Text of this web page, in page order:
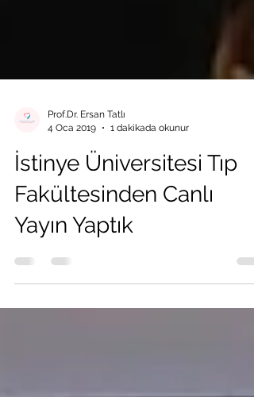
Prof.Dr. Ersan Tatlı
4 Oca 2019
1 dakikada okunur
İstinye Üniversitesi Tıp
Fakültesinden Canlı